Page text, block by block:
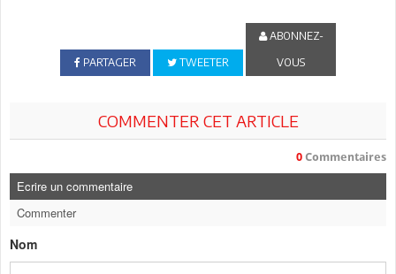
PARTAGER TWEETER
ABONNEZ-
VOUS
COMMENTER CET ARTICLE
0 Commentaires
Ecrire un commentaire
Commenter
Nom